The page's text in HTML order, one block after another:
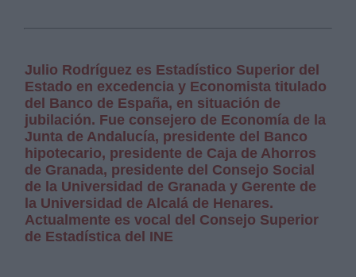
Julio Rodríguez es Estadístico Superior del
Estado en excedencia y Economista titulado
del Banco de España, en situación de
jubilación. Fue consejero de Economía de la
Junta de Andalucía, presidente del Banco
hipotecario, presidente de Caja de Ahorros
de Granada, presidente del Consejo Social
de la Universidad de Granada y Gerente de
la Universidad de Alcalá de Henares.
Actualmente es vocal del Consejo Superior
de Estadística del INE